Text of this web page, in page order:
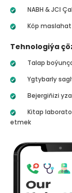
NABH & JCI
Köp
Tehnologiýa
Talap
Ygtybarly
Bejergiňizi
Kitap
etmek